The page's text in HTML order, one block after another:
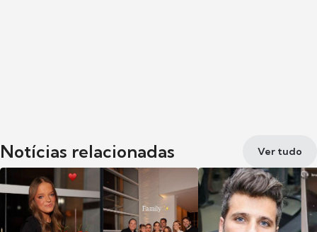
Notícias relacionadas Ver tudo